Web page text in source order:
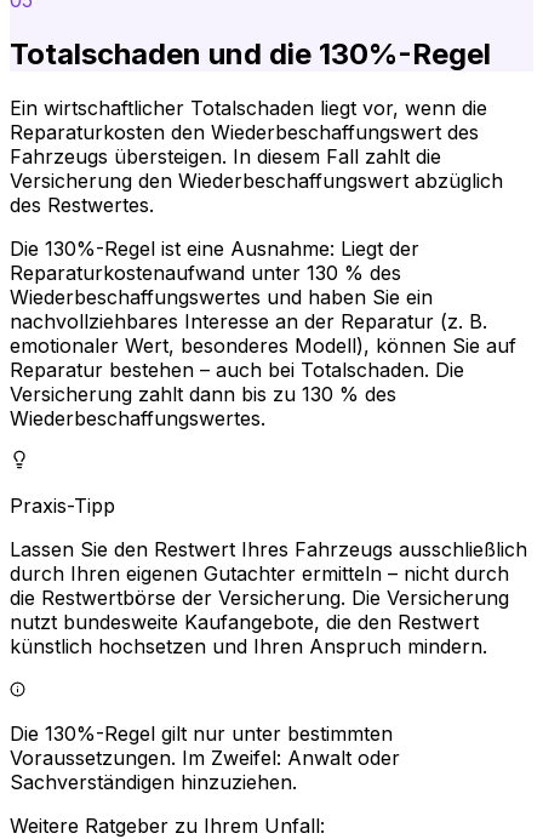
Totalschaden und die 130%-Regel
Ein wirtschaftlicher Totalschaden liegt vor, wenn die
Reparaturkosten den Wiederbeschaffungswert des
Fahrzeugs übersteigen. In diesem Fall zahlt die
Versicherung den Wiederbeschaffungswert abzüglich
des Restwertes.
Die 130%-Regel ist eine Ausnahme: Liegt der
Reparaturkostenaufwand unter 130 % des
Wiederbeschaffungswertes und haben Sie ein
nachvollziehbares Interesse an der Reparatur (z. B.
emotionaler Wert, besonderes Modell), können Sie auf
Reparatur bestehen – auch bei Totalschaden. Die
Versicherung zahlt dann bis zu 130 % des
Wiederbeschaffungswertes.
Praxis-Tipp
Lassen Sie den Restwert Ihres Fahrzeugs ausschließlich
durch Ihren eigenen Gutachter ermitteln – nicht durch
die Restwertbörse der Versicherung. Die Versicherung
nutzt bundesweite Kaufangebote, die den Restwert
künstlich hochsetzen und Ihren Anspruch mindern.
Die 130%-Regel gilt nur unter bestimmten
Voraussetzungen. Im Zweifel: Anwalt oder
Sachverständigen hinzuziehen.
Weitere Ratgeber zu Ihrem Unfall: